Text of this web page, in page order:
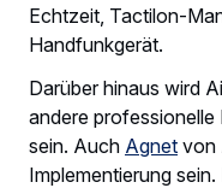
Echtzeit, Tactilon-
Handfunkgerät.
Darüber hinaus wird
andere
sein. Auch Agnet von
Implementierung